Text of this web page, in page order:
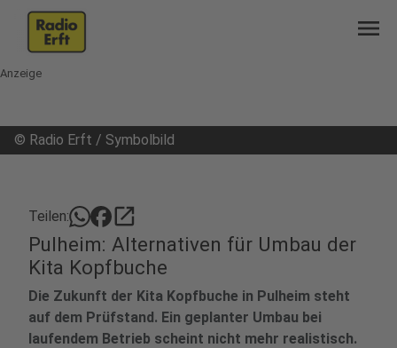
menu
Anzeige
© Radio Erft / Symbolbild
Teilen: open_in_new
Pulheim: Alternativen für Umbau der
Kita Kopfbuche
Die Zukunft der Kita Kopfbuche in Pulheim steht
auf dem Prüfstand. Ein geplanter Umbau bei
laufendem Betrieb scheint nicht mehr realistisch.